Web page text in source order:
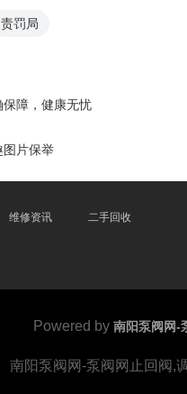
责罚局
保障，健康无忧
图片保举
维修资讯 二手回收
Powered by 南阳泵阀网-
南阳泵阀网-泵阀网止回阀,